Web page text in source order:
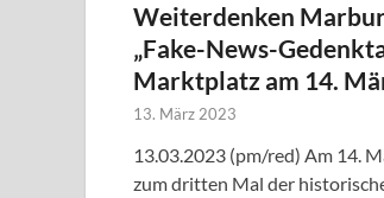
Weiterdenken
„Fake-News-
Marktplatz am 14.
13. März 2023
13.03.2023 (pm/red) Am 14.
zum dritten Mal der